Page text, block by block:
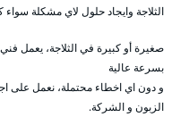
الثلاجة وايجاد حلول لاي مشكلة سواء
صغيرة أو كبيرة في الثلاجة، يعمل
بسرعة عالية
و دون اي اخطاء محتملة، نعمل على
الزبون و الشركة.